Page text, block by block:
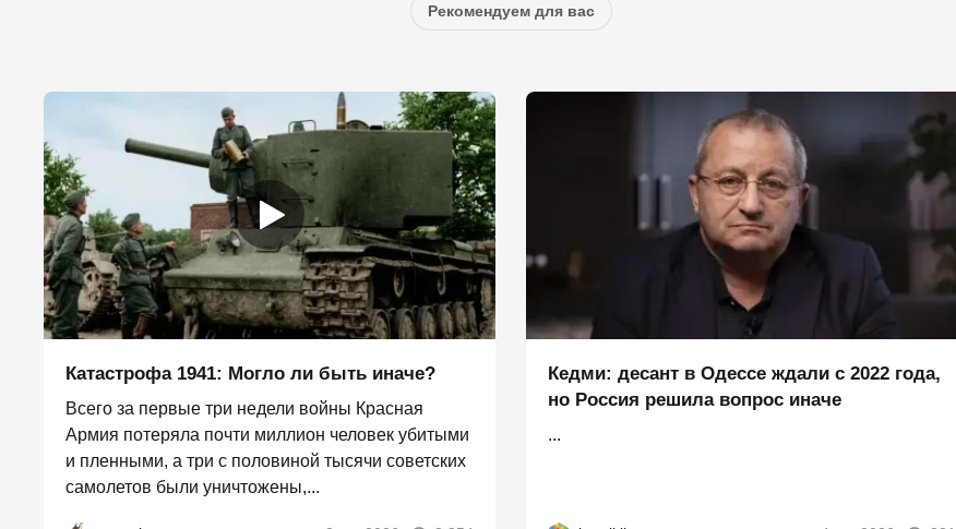
Рекомендуем для вас
Катастрофа 1941: Могло ли быть иначе?
Всего за первые три недели войны Красная
Армия потеряла почти миллион человек убитыми
и пленными, а три с половиной тысячи советских
самолетов были уничтожены,...
Кедми: десант в Одессе ждали с 2022 года,
но Россия решила вопрос иначе
...